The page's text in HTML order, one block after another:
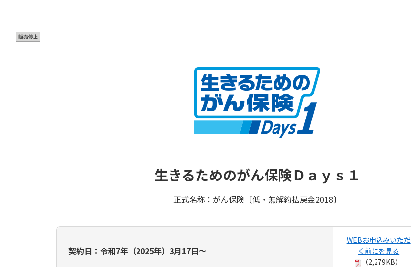
生きるためのがん保険Ｄａｙｓ１
正式名称：がん保険〔低・無解約払戻金2018〕
契約日：令和7年（2025年）3月17日～
WEBお申込みいただ
く前にを見る
（2,279KB）